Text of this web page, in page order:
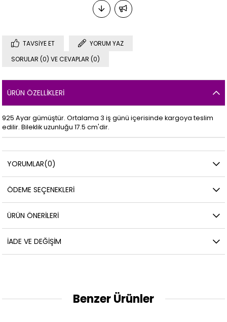
TAVSIYE ET
YORUM YAZ
SORULAR (0) VE CEVAPLAR (0)
ÜRÜN ÖZELLIKLERI
925 Ayar gümüştür. Ortalama 3 iş günü içerisinde kargoya teslim
edilir. Bileklik uzunluğu 17.5 cm'dir.
YORUMLAR(0)
ÖDEME SEÇENEKLERI
ÜRÜN ÖNERILERI
İADE VE DEĞIŞIM
Benzer Ürünler